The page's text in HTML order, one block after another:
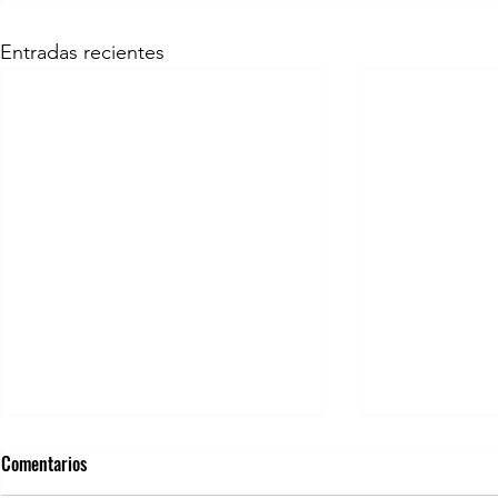
Entradas recientes
Comentarios